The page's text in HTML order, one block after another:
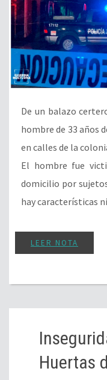
De un balazo
hombre de 33 años
en calles de la
El hombre fue
domicilio por
hay características
LEER NOTA
Huertas